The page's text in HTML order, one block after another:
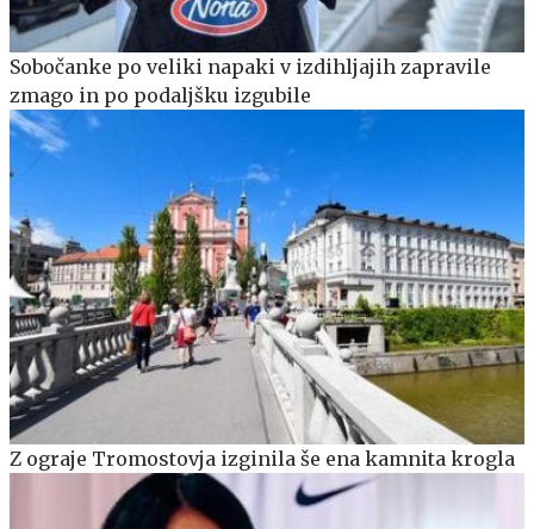
Sobočanke po veliki napaki v izdihljajih zapravile
zmago in po podaljšku izgubile
Z ograje Tromostovja izginila še ena kamnita krogla